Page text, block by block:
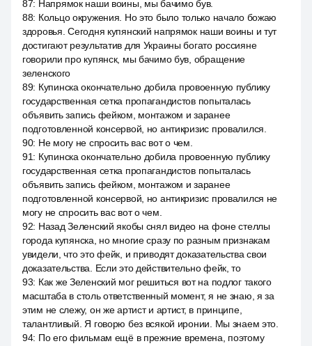
87: Напрямок наши воины, мы бачимо був.
88: Кольцо окружения. Но это было только начало божаю
здоровья. Сегодня купянский напрямок наши воины и тут
достигают результатив для Украины богато россияне
говорили про купянск, мы бачимо був, обращение
зеленского
89: Купинска окончательно добила провоенную публику
государственная сетка пропагандистов попыталась
объявить запись фейком, монтажом и заранее
подготовленной консервой, но антикризис провалился.
90: Не могу не спросить вас вот о чем.
91: Купинска окончательно добила провоенную публику
государственная сетка пропагандистов попыталась
объявить запись фейком, монтажом и заранее
подготовленной консервой, но антикризис провалился не
могу не спросить вас вот о чем.
92: Назад Зеленский якобы снял видео на фоне стеллы
города купянска, но многие сразу по разным признакам
увидели, что это фейк, и приводят доказательства свои
доказательства. Если это действительно фейк, то
93: Как же Зеленский мог решиться вот на подлог такого
масштаба в столь ответственный момент, я не знаю, я за
этим не слежу, он же артист и артист, в принципе,
талантливый. Я говорю без всякой иронии. Мы знаем это.
94: По его фильмам ещё в прежние времена, поэтому